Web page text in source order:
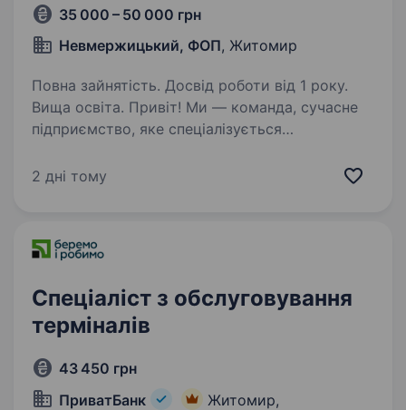
35 000 – 50 000 грн
Невмержицький, ФОП, Житомир
Повна зайнятість. Досвід роботи від 1 року.
Вища освіта. Привіт! Ми — команда, сучасне
підприємство, яке спеціалізується
розвивається, і зараз ми шукаємо
2 дні тому
Спеціаліст з обслуговування
терміналів
43 450 грн
ПриватБанк
Житомир,